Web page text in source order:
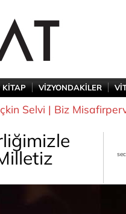
KİTAP VİZYONDAKİLER
Selvi | Biz